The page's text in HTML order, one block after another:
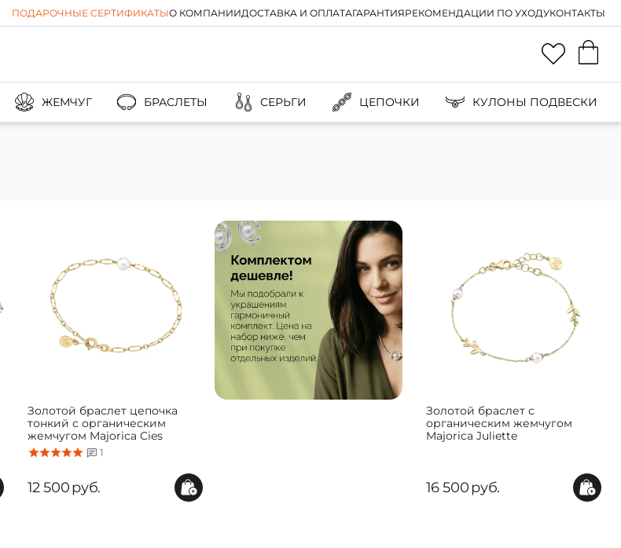
ПОДАРОЧНЫЕ СЕРТИФИКАТЫО КОМПАНИИДОСТАВКА И ОПЛАТАГАРАНТИЯРЕКОМЕНДАЦИИ ПО УХОДУКОНТАКТЫ
ЖЕМЧУГ БРАСЛЕТЫ СЕРЬГИ ЦЕПОЧКИ КУЛОНЫ ПОДВЕСКИ
Золотой браслет цепочка
тонкий с органическим
жемчугом Majorica Cies
1
12 500руб.
Золотой браслет с
органическим жемчугом
Majorica Juliette
16 500руб.